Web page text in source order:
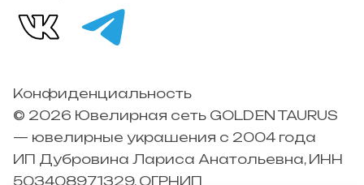
Конфиденциальность
© 2026 Ювелирная сеть GOLDEN TAURUS
— ювелирные украшения с 2004 года
ИП Дубровина Лариса Анатольевна, ИНН
503408971329, ОГРНИП